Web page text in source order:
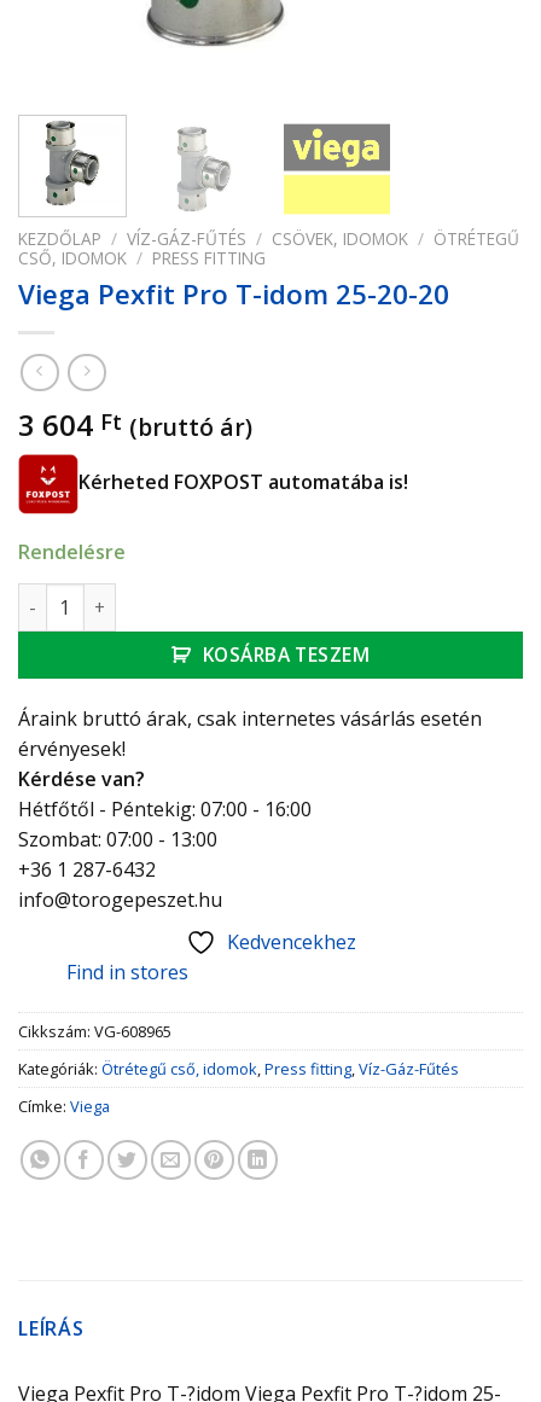
KEZDŐLAP / VÍZ-GÁZ-FŰTÉS / CSÖVEK, IDOMOK / ÖTRÉTEGŰ
CSŐ, IDOMOK / PRESS FITTING
Viega Pexfit Pro T-idom 25-20-20
3 604 Ft (bruttó ár)
Kérheted FOXPOST automatába is!
Rendelésre
Viega Pexfit Pro T-idom 25-20-20 mennyiség
KOSÁRBA TESZEM
Áraink bruttó árak, csak internetes vásárlás esetén
érvényesek!
Kérdése van?
Hétfőtől - Péntekig: 07:00 - 16:00
Szombat: 07:00 - 13:00
+36 1 287-6432
info@torogepeszet.hu
Kedvencekhez
Find in stores
Cikkszám: VG-608965
Kategóriák: Ötrétegű cső, idomok,Press fitting,Víz-Gáz-Fűtés
Címke: Viega
LEÍRÁS
Viega Pexfit Pro T-?idom Viega Pexfit Pro T-?idom 25-